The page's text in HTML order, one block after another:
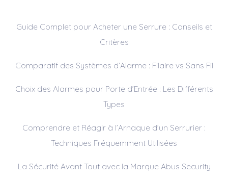
Guide Complet pour Acheter une Serrure : Conseils et
Critères
Comparatif des Systèmes d’Alarme : Filaire vs Sans Fil
Choix des Alarmes pour Porte d’Entrée : Les Différents
Types
Comprendre et Réagir à l’Arnaque d’un Serrurier :
Techniques Fréquemment Utilisées
La Sécurité Avant Tout avec la Marque Abus Security